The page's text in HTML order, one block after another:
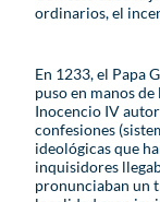
ordinarios, el
En 1233, el Papa
puso en manos
Inocencio IV
confesiones
ideológicas que
inquisidores
pronunciaban un